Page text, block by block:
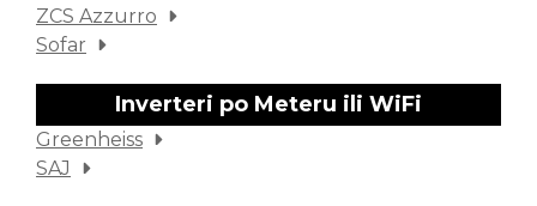
ZCS Azzurro
Sofar
Inverteri po Meteru ili WiFi
Greenheiss
SAJ